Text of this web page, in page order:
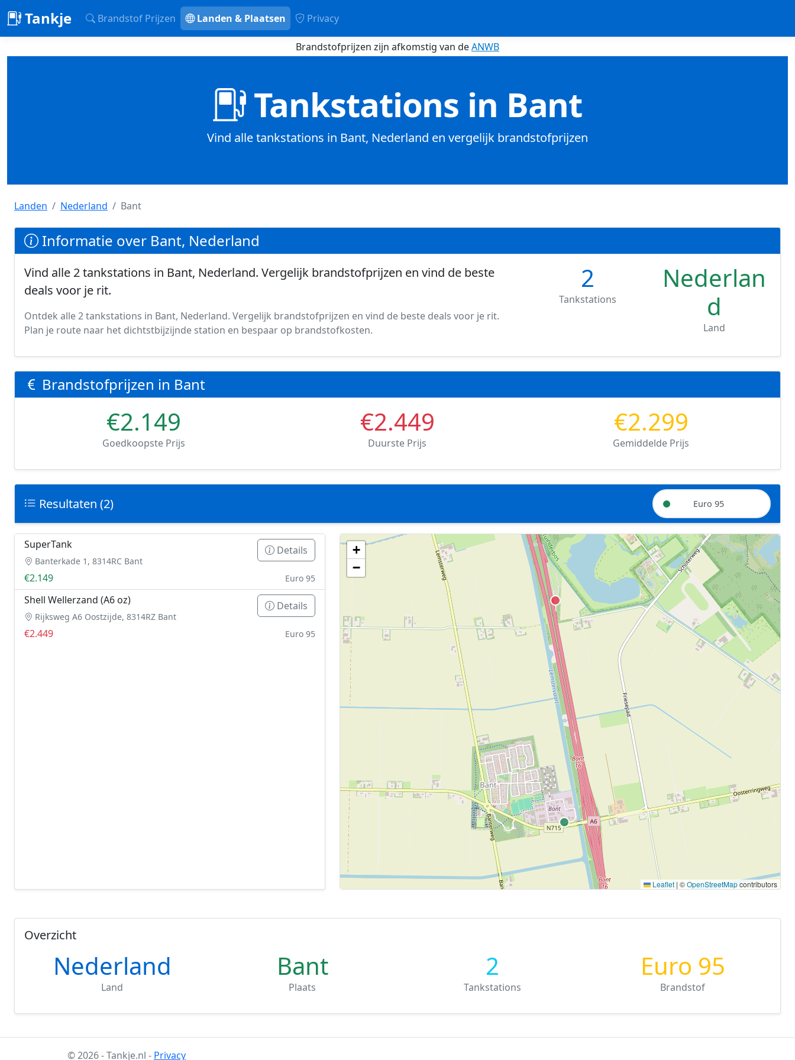
Tankje Brandstof Prijzen Landen & Plaatsen Privacy
Brandstofprijzen zijn afkomstig van deANWB
Tankstations in Bant
Vind alle tankstations in Bant, Nederland en vergelijk brandstofprijzen
Landen Nederland Bant
Informatie over Bant, Nederland
Vind alle 2 tankstations in Bant, Nederland. Vergelijk brandstofprijzen en vind de beste
deals voor je rit.
Ontdek alle 2 tankstations in Bant, Nederland. Vergelijk brandstofprijzen en vind de beste deals voor je rit.
Plan je route naar het dichtstbijzijnde station en bespaar op brandstofkosten.
2
Tankstations
Nederlan
d
Land
Brandstofprijzen in Bant
€2.149
Goedkoopste Prijs
€2.449
Duurste Prijs
€2.299
Gemiddelde Prijs
Resultaten (2) Euro 95
Geen tankstations met locatiegegevens gevonden.
De kaart kan niet worden weergegeven zonder GPS coördinaten.
+
−
Leaflet | ©OpenStreetMapcontributors
SuperTank
Banterkade 1, 8314RC Bant
Details
€2.149 Euro 95
Shell Wellerzand (A6 oz)
Rijksweg A6 Oostzijde, 8314RZ Bant
Details
€2.449 Euro 95
Overzicht
Nederland
Land
Bant
Plaats
2
Tankstations
Euro 95
Brandstof
© 2026 - Tankje.nl - Privacy